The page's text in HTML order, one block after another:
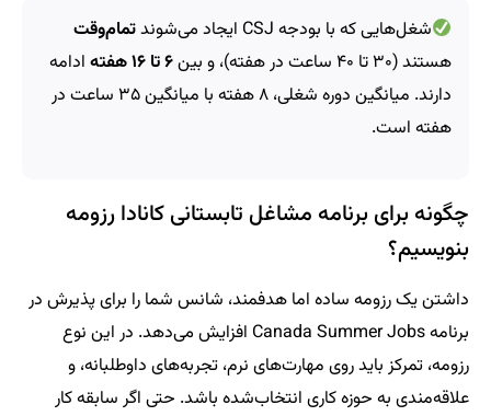
شغل‌هایی که با بودجه CSJ ایجاد می‌شوند
تمام‌وقت
هستند (۳۰ تا ۴۰ ساعت در هفته)، و بین
۶ تا ۱۶ هفته
ادامه
دارند. میانگین دوره شغلی، ۸ هفته با میانگین ۳۵ ساعت در
هفته است.
چگونه برای برنامه مشاغل تابستانی کانادا رزومه
بنویسیم؟
داشتن یک رزومه ساده اما هدفمند، شانس شما را برای پذیرش در
برنامه Canada Summer Jobs افزایش می‌دهد. در این نوع
رزومه، تمرکز باید روی مهارت‌های نرم، تجربه‌های داوطلبانه، و
علاقه‌مندی به حوزه کاری انتخاب‌شده باشد. حتی اگر سابقه کار